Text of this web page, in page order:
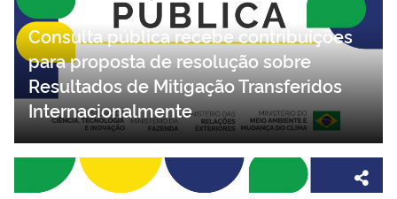
Consulta pública recebe contribuições
para proposta de resolução sobre
Resultados de Mitigação Transferidos
Internacionalmente